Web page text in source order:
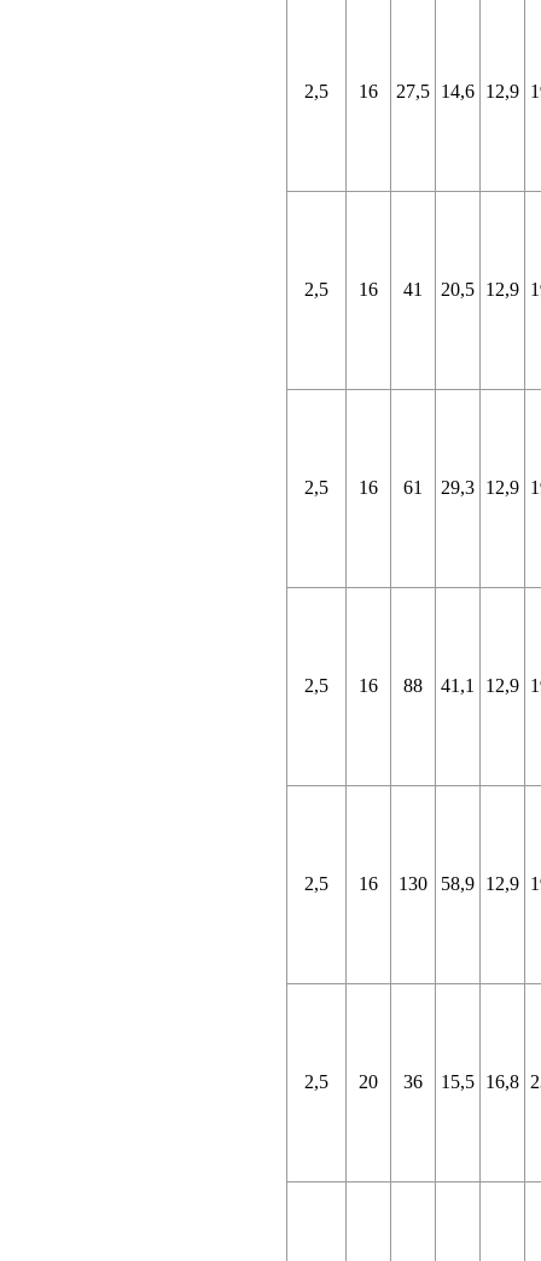
2,5 16 27,5 14,6 12,9
2,5 16 41 20,5 12,9
2,5 16 61 29,3 12,9
2,5 16 88 41,1 12,9
2,5 16 130 58,9 12,9
2,5 20 36 15,5 16,8